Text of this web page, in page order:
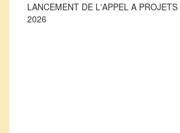
LANCEMENT DE L'APPEL A PROJETS
2026